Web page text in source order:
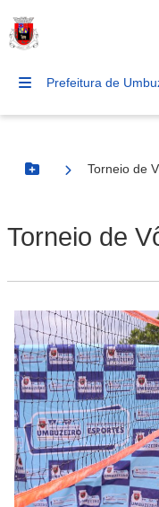
Prefeitura de
Botão Menu
Torneio de
Torneio de